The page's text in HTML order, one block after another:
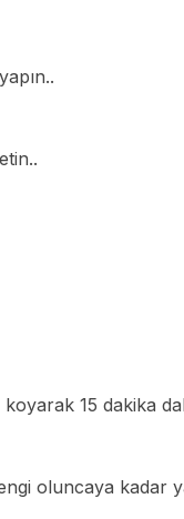
koyarak 15 dakika
oluncaya kadar